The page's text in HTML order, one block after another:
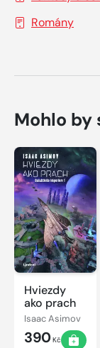
Romány
Mohlo by
Hviezdy
ako prach
Isaac Asimov
390Kč